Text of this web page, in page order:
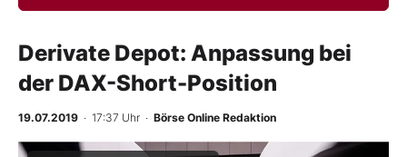
Anlageprodukte
Finanz-Check
Derivate Depot: Anpassung bei
der DAX-Short-Position
19.07.2019 · 17:37 Uhr · Börse Online Redaktion